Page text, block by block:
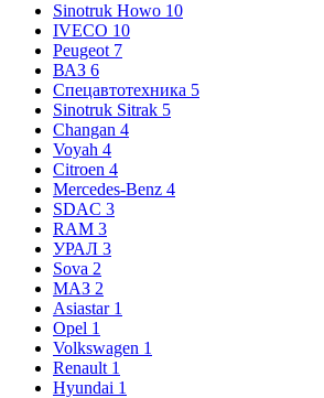
Sinotruk Howo 10
IVECO 10
Peugeot 7
ВАЗ 6
Спецавтотехника 5
Sinotruk Sitrak 5
Changan 4
Voyah 4
Citroen 4
Mercedes-Benz 4
SDAC 3
RAM 3
УРАЛ 3
Sova 2
МАЗ 2
Asiastar 1
Opel 1
Volkswagen 1
Renault 1
Hyundai 1